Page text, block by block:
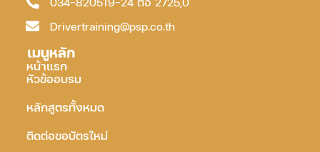
Drivertraining@psp.co.th
เมนูหลัก
หน้าแรก
หัวข้ออบรม
หลักสูตรทั้งหมด
ติดต่อขอบัตรใหม่